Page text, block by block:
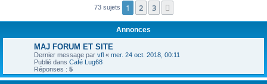
c
h
73 sujets 1 2 3
Annonces
MAJ FORUM ET SITE
Dernier message par vfl « mer. 24 oct. 2018, 00:11
Publié dans Café Lug68
Réponses : 5